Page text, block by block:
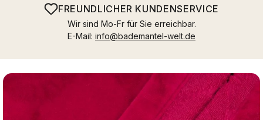
FREUNDLICHER KUNDENSERVICE
Wir sind Mo-Fr für Sie erreichbar.
E-Mail: info@bademantel-welt.de